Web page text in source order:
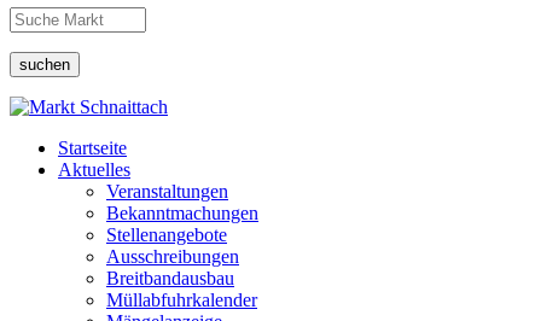
suchen
Startseite
Aktuelles
Veranstaltungen
Bekanntmachungen
Stellenangebote
Ausschreibungen
Breitbandausbau
Müllabfuhrkalender